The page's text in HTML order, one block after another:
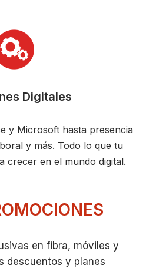
Digitales
y Microsoft hasta presencia
y más. Todo lo que tu
crecer en el mundo digital.
en fibra, móviles y
descuentos y planes